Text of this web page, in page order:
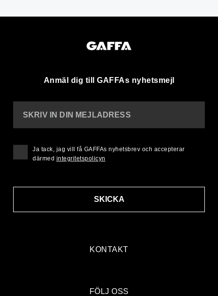
Anmäl dig till GAFFAs nyhetsmejl
KONTAKT
SKRIV IN DIN MEJLADRESS
SKICKA
Ja tack, jag vill få GAFFAs nyhetsbrev och accepterar
därmed integritetspolicyn
FÖLJ OSS